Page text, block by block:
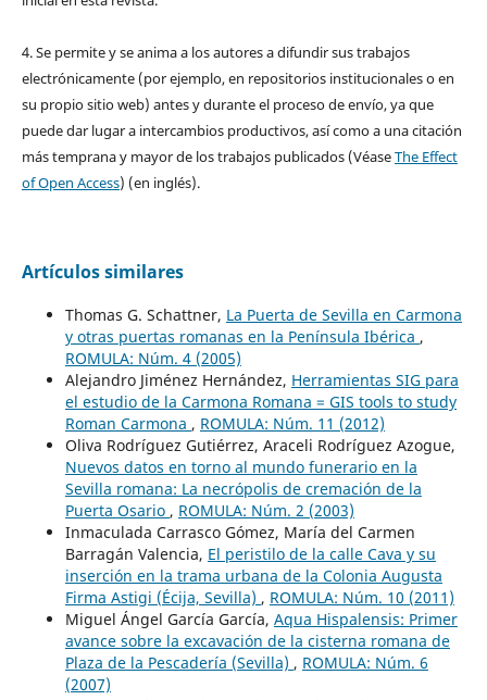
4. Se permite y se anima a los autores a difundir sus trabajos
electrónicamente (por ejemplo, en repositorios institucionales o en
su propio sitio web) antes y durante el proceso de envío, ya que
puede dar lugar a intercambios productivos, así como a una citación
más temprana y mayor de los trabajos publicados (VéaseThe Effect
of Open Access) (en inglés).
Artículos similares
Thomas G. Schattner, La Puerta de Sevilla en Carmona
y otras puertas romanas en la Península Ibérica ,
ROMULA: Núm. 4 (2005)
Alejandro Jiménez Hernández, Herramientas SIG para
el estudio de la Carmona Romana = GIS tools to study
Roman Carmona , ROMULA: Núm. 11 (2012)
Oliva Rodríguez Gutiérrez, Araceli Rodríguez Azogue,
Nuevos datos en torno al mundo funerario en la
Sevilla romana: La necrópolis de cremación de la
Puerta Osario , ROMULA: Núm. 2 (2003)
Inmaculada Carrasco Gómez, María del Carmen
Barragán Valencia, El peristilo de la calle Cava y su
inserción en la trama urbana de la Colonia Augusta
Firma Astigi (Écija, Sevilla) , ROMULA: Núm. 10 (2011)
Miguel Ángel García García, Aqua Hispalensis: Primer
avance sobre la excavación de la cisterna romana de
Plaza de la Pescadería (Sevilla) , ROMULA: Núm. 6
(2007)